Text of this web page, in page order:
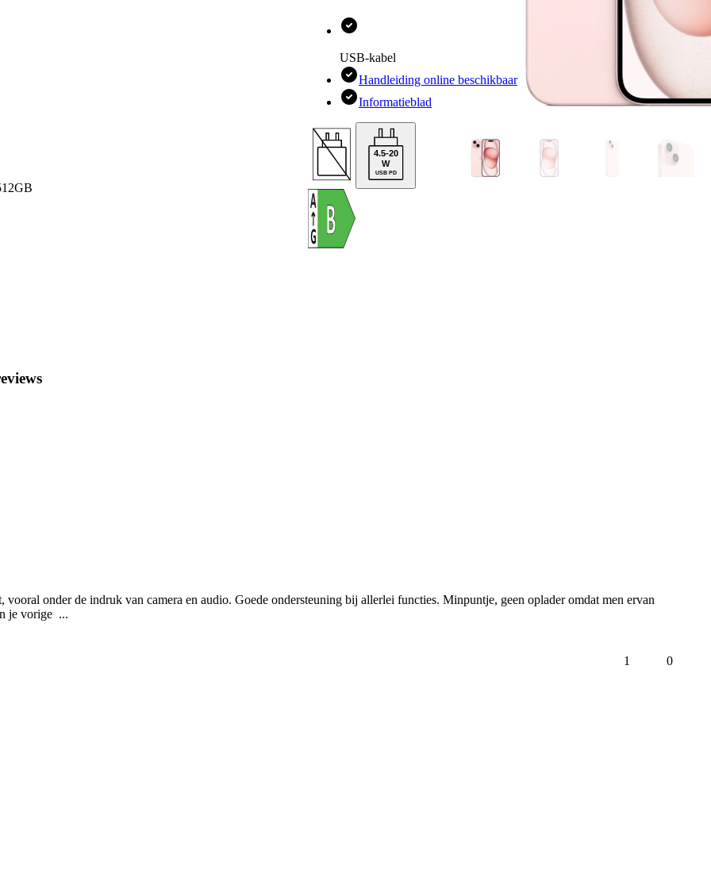
USB-kabel
Handleiding online beschikbaar
Informatieblad
4.5-20
W
USB PD
vooral onder de indruk van camera en audio. Goede ondersteuning bij allerlei functies. Minpuntje, geen oplader omdat men ervan
je vorige  ...
1 0